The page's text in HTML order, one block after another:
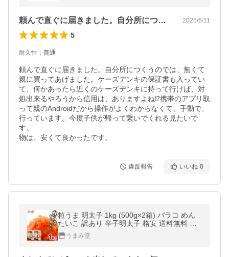
頼んで直ぐに届きました。自分所につくう… 2025/6/11
5
耐久性 ： 普通
頼んで直ぐに届きました。自分所につくうのでは、無くて
親に買ってあげました。ケーズデンキの保証書も入ってい
て、何かあったら近くのケーズデンキに持って行けば、対
処出来るやろうから信用は、ありますよね⁉️携帯のアプリ取
って親のAndroidだから操作がよくわからなくて、手動で、
行っています。今度子供が帰って繋いでくれる見たいで
す。
物は、安くて良かったです。
違反報告 いいね 0
粒うま 明太子 1kg (500g×2箱) バラコ めん
たいこ 訳あり 辛子明太子 格安 送料無料 セ
ール ギフト 博多 福岡 明太子 訳あり食品 う
ま味 爆買 [冷凍]
うまみ堂